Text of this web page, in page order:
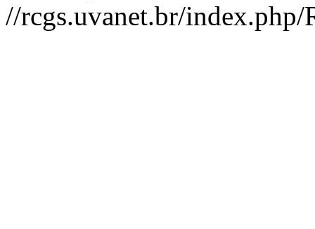
//rcgs.uvanet.br/